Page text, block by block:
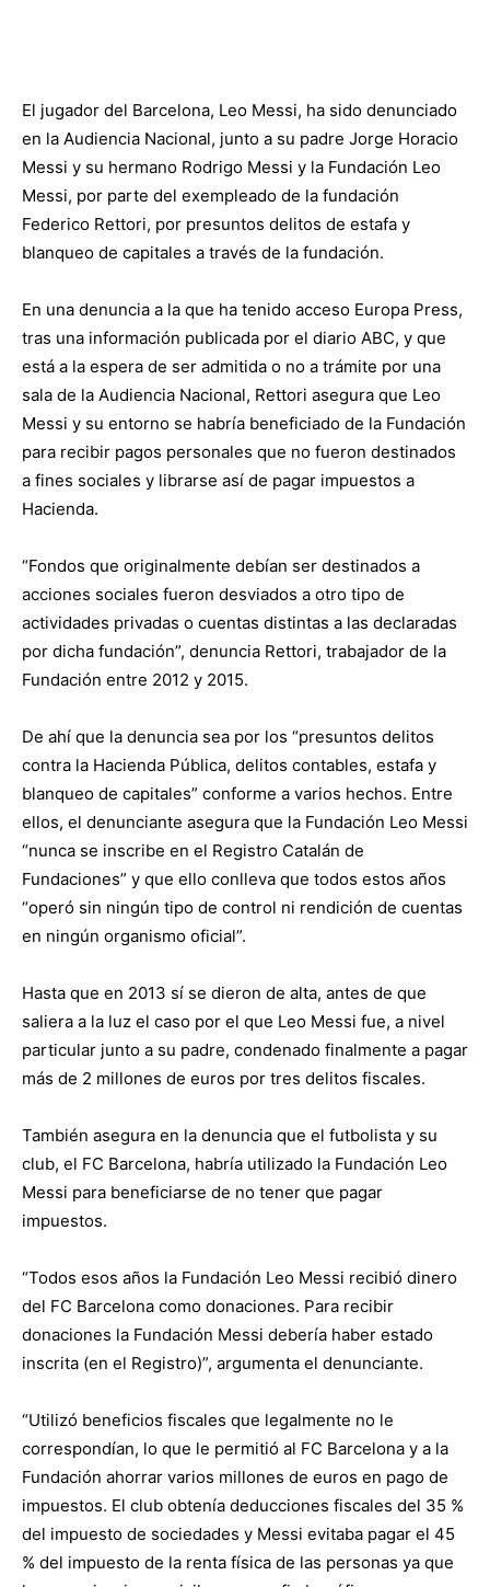
El jugador del Barcelona, Leo Messi, ha sido denunciado
en la Audiencia Nacional, junto a su padre Jorge Horacio
Messi y su hermano Rodrigo Messi y la Fundación Leo
Messi, por parte del exempleado de la fundación
Federico Rettori, por presuntos delitos de estafa y
blanqueo de capitales a través de la fundación.
En una denuncia a la que ha tenido acceso Europa Press,
tras una información publicada por el diario ABC, y que
está a la espera de ser admitida o no a trámite por una
sala de la Audiencia Nacional, Rettori asegura que Leo
Messi y su entorno se habría beneficiado de la Fundación
para recibir pagos personales que no fueron destinados
a fines sociales y librarse así de pagar impuestos a
Hacienda.
“Fondos que originalmente debían ser destinados a
acciones sociales fueron desviados a otro tipo de
actividades privadas o cuentas distintas a las declaradas
por dicha fundación”, denuncia Rettori, trabajador de la
Fundación entre 2012 y 2015.
De ahí que la denuncia sea por los “presuntos delitos
contra la Hacienda Pública, delitos contables, estafa y
blanqueo de capitales” conforme a varios hechos. Entre
ellos, el denunciante asegura que la Fundación Leo Messi
“nunca se inscribe en el Registro Catalán de
Fundaciones” y que ello conlleva que todos estos años
“operó sin ningún tipo de control ni rendición de cuentas
en ningún organismo oficial”.
Hasta que en 2013 sí se dieron de alta, antes de que
saliera a la luz el caso por el que Leo Messi fue, a nivel
particular junto a su padre, condenado finalmente a pagar
más de 2 millones de euros por tres delitos fiscales.
También asegura en la denuncia que el futbolista y su
club, el FC Barcelona, habría utilizado la Fundación Leo
Messi para beneficiarse de no tener que pagar
impuestos.
“Todos esos años la Fundación Leo Messi recibió dinero
del FC Barcelona como donaciones. Para recibir
donaciones la Fundación Messi debería haber estado
inscrita (en el Registro)”, argumenta el denunciante.
“Utilizó beneficios fiscales que legalmente no le
correspondían, lo que le permitió al FC Barcelona y a la
Fundación ahorrar varios millones de euros en pago de
impuestos. El club obtenía deducciones fiscales del 35 %
del impuesto de sociedades y Messi evitaba pagar el 45
% del impuesto de la renta física de las personas ya que